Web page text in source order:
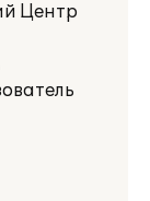
Центр